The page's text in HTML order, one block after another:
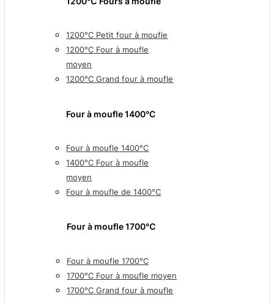
1200°C Petit four à moufle
1200°C Four à moufle
moyen
1200°C Grand four à moufle
Four à moufle 1400°C
Four à moufle 1400°C
1400°C Four à moufle
moyen
Four à moufle de 1400°C
Four à moufle 1700℃
Four à moufle 1700°C
1700°C Four à moufle moyen
1700°C Grand four à moufle